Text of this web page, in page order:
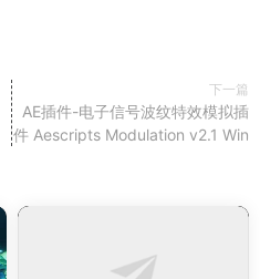
下一篇
AE插件-电子信号波纹特效模拟插
件 Aescripts Modulation v2.1 Win